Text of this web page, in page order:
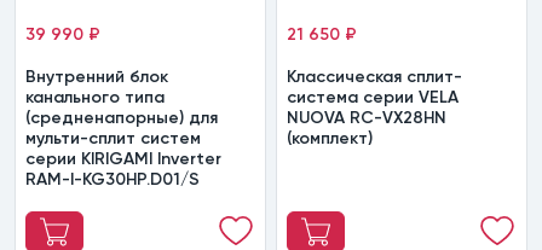
Внутренний блок
канального типа
(средненапорные) для
мульти-сплит систем
серии KIRIGAMI Inverter
RAM-I-KG30HP.D01/S
39 990 ₽
Классическая сплит-
система серии VELA
NUOVA RC-VX28HN
(комплект)
21 650 ₽